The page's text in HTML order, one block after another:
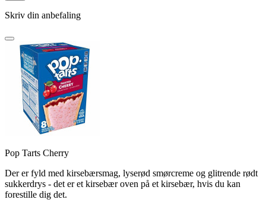
Skriv din anbefaling
Pop Tarts Cherry
Der er fyld med kirsebærsmag, lyserød smørcreme og glitrende rødt
sukkerdrys - det er et kirsebær oven på et kirsebær, hvis du kan
forestille dig det.